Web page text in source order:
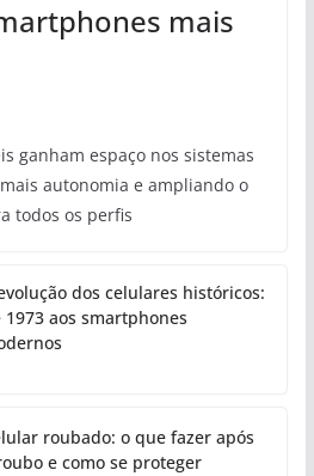
mais
ganham espaço nos sistemas
autonomia e ampliando o
todos os perfis
dos celulares históricos:
1973 aos smartphones
roubado: o que fazer após
e como se proteger